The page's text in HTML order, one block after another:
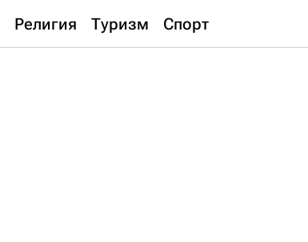
Религия Туризм Спорт